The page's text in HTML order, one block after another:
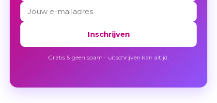
Inschrijven
Gratis & geen spam - uitschrijven kan altijd.